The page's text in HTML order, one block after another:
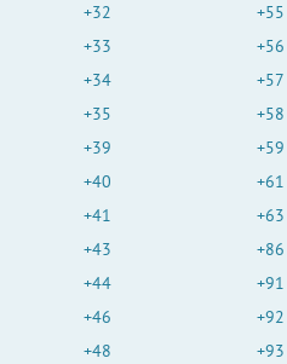
+32
+33
+34
+35
+39
+40
+41
+43
+44
+46
+48
+55
+56
+57
+58
+59
+61
+63
+86
+91
+92
+93